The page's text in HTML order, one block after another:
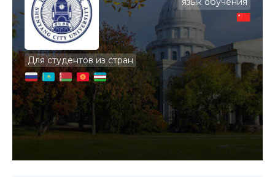
Для студентов из стран